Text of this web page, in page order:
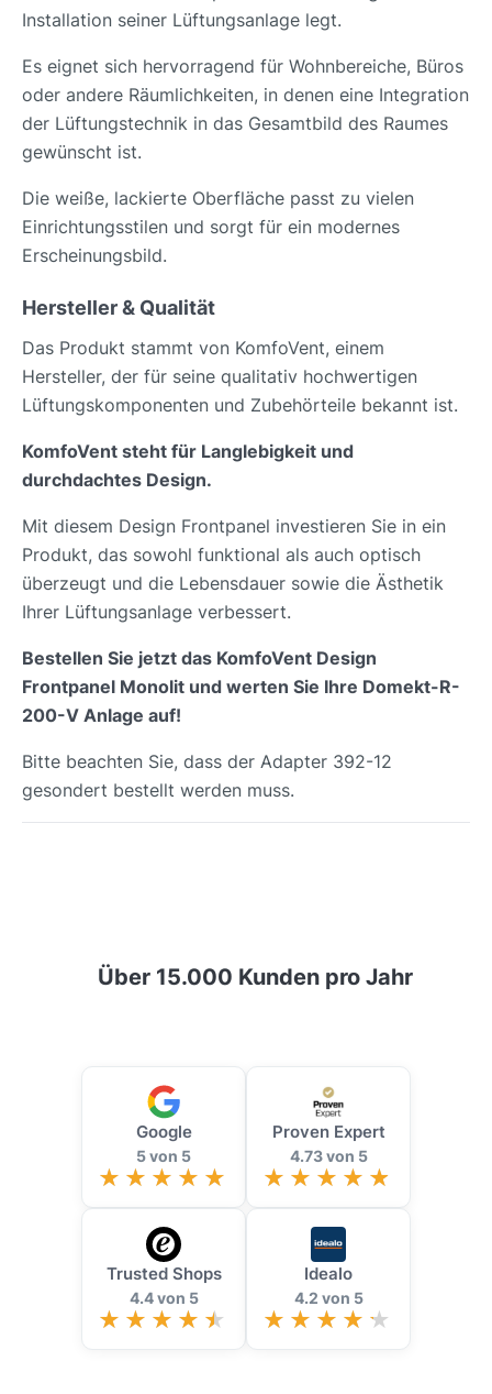
Installation seiner Lüftungsanlage legt.
Es eignet sich hervorragend für Wohnbereiche, Büros
oder andere Räumlichkeiten, in denen eine Integration
der Lüftungstechnik in das Gesamtbild des Raumes
gewünscht ist.
Die weiße, lackierte Oberfläche passt zu vielen
Einrichtungsstilen und sorgt für ein modernes
Erscheinungsbild.
Hersteller & Qualität
Das Produkt stammt von KomfoVent, einem
Hersteller, der für seine qualitativ hochwertigen
Lüftungskomponenten und Zubehörteile bekannt ist.
KomfoVent steht für Langlebigkeit und
durchdachtes Design.
Mit diesem Design Frontpanel investieren Sie in ein
Produkt, das sowohl funktional als auch optisch
überzeugt und die Lebensdauer sowie die Ästhetik
Ihrer Lüftungsanlage verbessert.
Bestellen Sie jetzt das KomfoVent Design
Frontpanel Monolit und werten Sie Ihre Domekt-R-
200-V Anlage auf!
Bitte beachten Sie, dass der Adapter 392-12
gesondert bestellt werden muss.
Über 15.000 Kunden pro Jahr
Google
5 von 5
Proven Expert
4.73 von 5
Trusted Shops
4.4 von 5
Idealo
4.2 von 5